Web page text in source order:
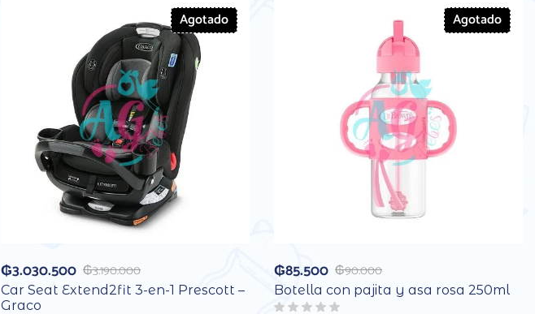
Agotado
₲3.190.000
₲3.030.500
Car Seat Extend2fit 3-en-1 Prescott –
Graco
Agotado
₲90.000
₲85.500
Botella con pajita y asa rosa 250ml